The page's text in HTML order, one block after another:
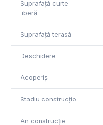
Suprafață curte
liberă
Suprafață terasă
Deschidere
Acoperiș
Stadiu construcție
An construcție